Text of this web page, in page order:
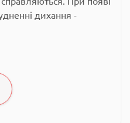
дихання -